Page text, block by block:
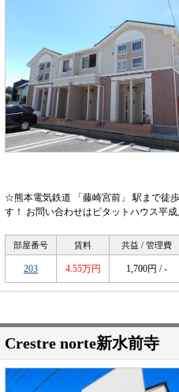
☆熊本電気鉄道 「藤崎宮前」 駅まで徒
す！ お問い合わせはピタットハウス平成
部屋番号 賃料 共益 / 管理費
203 4.55万円 1,700円 / -
Crestre norte新水前寺